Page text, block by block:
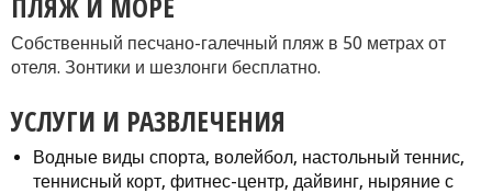
Собственный песчано-галечный пляж в 50 метрах от
отеля. Зонтики и шезлонги бесплатно.
УСЛУГИ И РАЗВЛЕЧЕНИЯ
Водные виды спорта, волейбол, настольный теннис,
теннисный корт, фитнес-центр, дайвинг, ныряние с